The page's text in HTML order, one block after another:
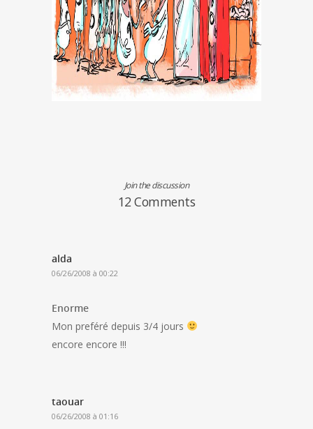
Join the discussion
12 Comments
alda
06/26/2008 à 00:22
Enorme
Mon preféré depuis 3/4 jours
encore encore !!!
taouar
06/26/2008 à 01:16